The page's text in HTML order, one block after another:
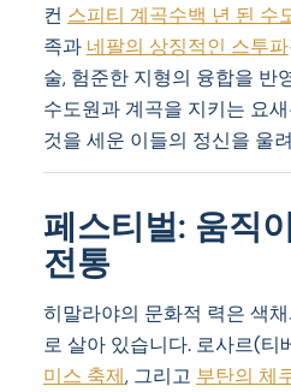
컨 스피티 계곡수백 년 된 수
족과 네팔의 상징적인 스투파
술, 험준한 지형의 융합을 반
수도원과 계곡을 지키는 요
것을 세운 이들의 정신을 울
페스티벌: 움직
전통
히말라야의 문화적 력은 색
로 살아 있습니다. 로사르(티
미스 축제, 그리고 부탄의 체